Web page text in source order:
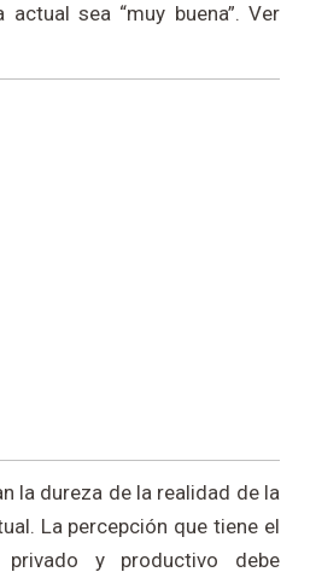
sea “muy buena”. Ver
la dureza de la realidad de la
La percepción que tiene el
privado y productivo debe